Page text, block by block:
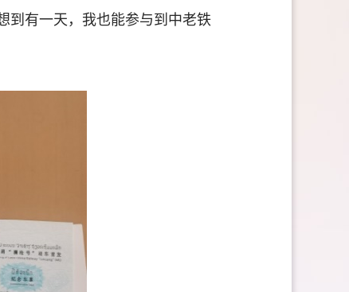
到有一天，我也能参与到中老铁